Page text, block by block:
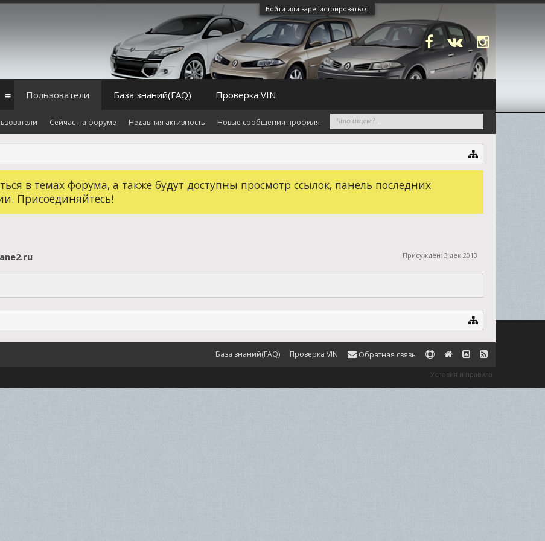
Войти или зарегистрироваться
в темах форума, а также будут доступны просмотр ссылок, панель последних
Присоединяйтесь!
Присуждён: 3 дек 2013
Пользователи
Сейчас на форуме Недавняя активность Новые сообщения профиля
База знаний(FAQ) Проверка VIN
База знаний(FAQ) Проверка VIN Обратная связь
Условия и правила